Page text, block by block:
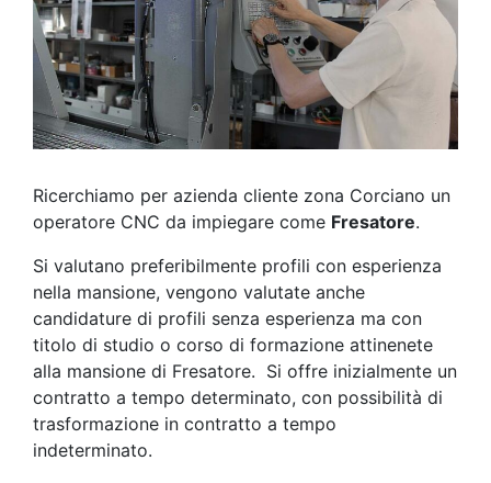
Ricerchiamo per azienda cliente zona Corciano un
operatore CNC da impiegare come Fresatore.
Si valutano preferibilmente profili con esperienza
nella mansione, vengono valutate anche
candidature di profili senza esperienza ma con
titolo di studio o corso di formazione attinenete
alla mansione di Fresatore. Si offre inizialmente un
contratto a tempo determinato, con possibilità di
trasformazione in contratto a tempo
indeterminato.